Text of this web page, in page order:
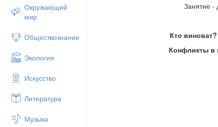
Окружающий
мир
Обществознание
Экология
Искусство
Литература
Музыка
Занятие -
Кто
Конфликты в